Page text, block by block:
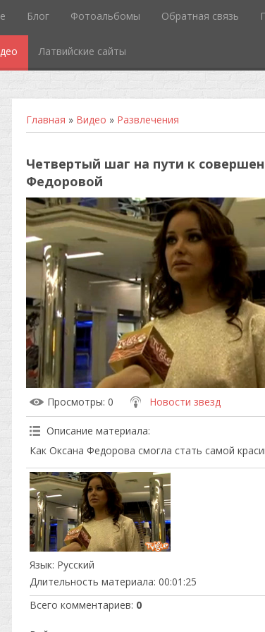
Блог Фотоальбомы Обратная связь
Латвийские сайты
Главная » Видео » Развлечения
Четвертый шаг на пути к
Федоровой
Просмотры: 0 Новости звезд
Описание материала:
Как Оксана Федорова смогла стать самой
Язык: Русский
Длительность материала: 00:01:25
Всего комментариев: 0